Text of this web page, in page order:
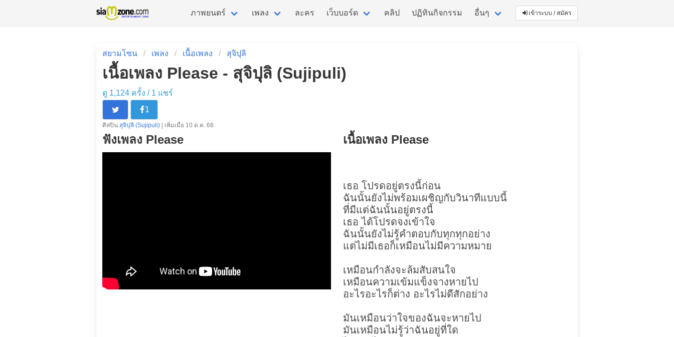
ภาพยนตร์ เพลง ละคร เว็บบอร์ด คลิป ปฏิทินกิจกรรม อื่นๆ เข้าระบบ / สมัคร
สยามโซน เพลง เนื้อเพลง สุจิปุลิ
เนื้อเพลง Please - สุจิปุลิ (Sujipuli)
ดู 1,124 ครั้ง / 1 แชร์
1
ศิลปิน สุจิปุลิ (Sujipuli) | เพิ่มเมื่อ 10 ต.ค. 68
ฟังเพลง Please เนื้อเพลง Please
เธอ โปรดอยู่ตรงนี้ก่อน
ฉันนั้นยังไม่พร้อมเผชิญกับวินาทีแบบนี้
ที่มีแต่ฉันนั้นอยู่ตรงนี้
เธอ ได้โปรดจงเข้าใจ
ฉันนั้นยังไม่รู้คำตอบกับทุกทุกอย่าง
แต่ไม่มีเธอก็เหมือนไม่มีความหมาย
เหมือนกำลังจะล้มสับสนใจ
เหมือนความเข้มแข็งจางหายไป
อะไรอะไรก็ต่าง อะไรไม่ดีสักอย่าง
มันเหมือนว่าใจของฉันจะหายไป
มันเหมือนไม่รู้ว่าฉันอยู่ที่ใด